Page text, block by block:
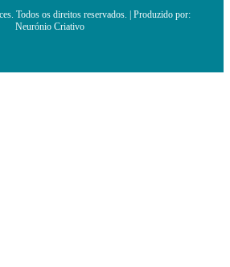
Todos os direitos reservados. | Produzido por:
Neurónio Criativo